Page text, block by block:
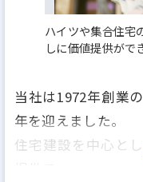
ハイツや集合住宅
しに価値提供がで
当社は1972年創業
年を迎えました。
住宅建設を中心と